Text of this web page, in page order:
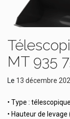
MT 935
Le 13 décembre
• Type : télescopique
• Hauteur de levage